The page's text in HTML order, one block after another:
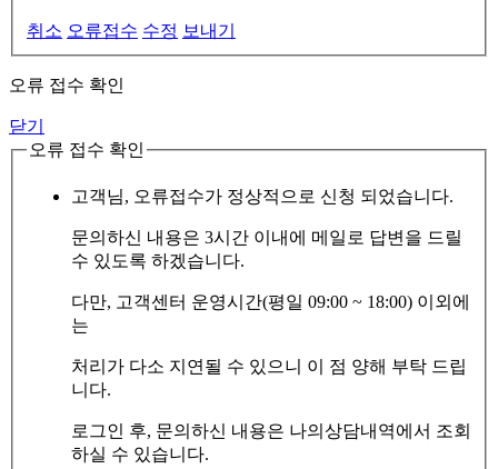
취소 오류접수 수정 보내기
오류 접수 확인
닫기
오류 접수 확인
고객님, 오류접수가 정상적으로 신청 되었습니다.
문의하신 내용은 3시간 이내에 메일로 답변을 드릴
수 있도록 하겠습니다.
다만, 고객센터 운영시간(평일 09:00 ~ 18:00) 이외에
는
처리가 다소 지연될 수 있으니 이 점 양해 부탁 드립
니다.
로그인 후, 문의하신 내용은 나의상담내역에서 조회
하실 수 있습니다.